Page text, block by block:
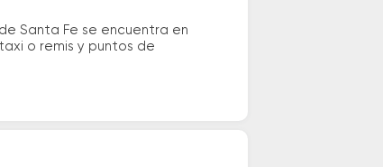
Santa Fe se encuentra en
o remis y puntos de